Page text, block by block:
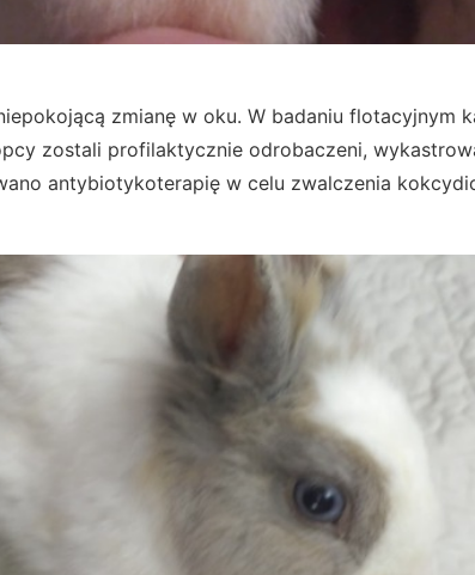
zmianę w oku. W badaniu flotacyjnym
zostali profilaktycznie odrobaczeni,
antybiotykoterapię w celu zwalczenia